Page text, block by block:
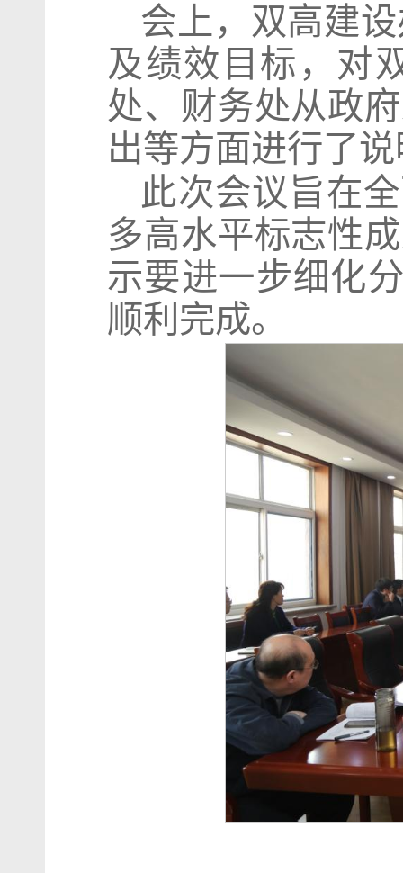
会上，双高建
及绩效目标，对
处、财务处从政
出等方面进行了
此次会议旨在
多高水平标志性
示要进一步细化
顺利完成。